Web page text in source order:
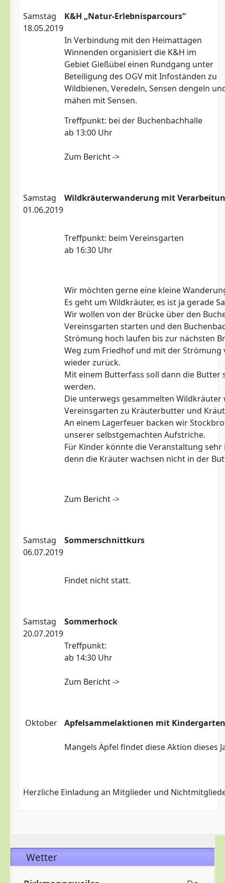
Wetter
Samstag
18.05.2019
K&H „Natur-Erlebnisparcours“
In Verbindung mit den Heimattagen
Winnenden organisiert die K&H im
Gebiet Gießübel einen Rundgang unter
Beteiligung des OGV mit Infoständen zu
Wildbienen, Veredeln, Sensen dengeln
mähen mit Sensen.
Treffpunkt: bei der Buchenbachhalle
ab 13:00 Uhr
Zum Bericht ->
Samstag
01.06.2019
Wildkräuterwanderung mit
Treffpunkt: beim Vereinsgarten
ab 16:30 Uhr
Wir möchten gerne eine kleine
Es geht um Wildkräuter, es ist ja gerade
Wir wollen von der Brücke über den
Vereinsgarten starten und den
Strömung hoch laufen bis zur nächsten
Weg zum Friedhof und mit der Strömung
wieder zurück.
Mit einem Butterfass soll dann die Butter
werden.
Die unterwegs gesammelten Wildkräuter
Vereinsgarten zu Kräuterbutter und
An einem Lagerfeuer backen wir
unserer selbstgemachten Aufstriche.
Für Kinder könnte die Veranstaltung
denn die Kräuter wachsen nicht in der
Zum Bericht ->
Samstag
06.07.2019
Sommerschnittkurs
Findet nicht statt.
Samstag
20.07.2019
Sommerhock
Treffpunkt:
ab 14:30 Uhr
Zum Bericht ->
Oktober Apfelsammelaktionen mit
Mangels Äpfel findet diese Aktion dieses
Herzliche Einladung an Mitglieder und